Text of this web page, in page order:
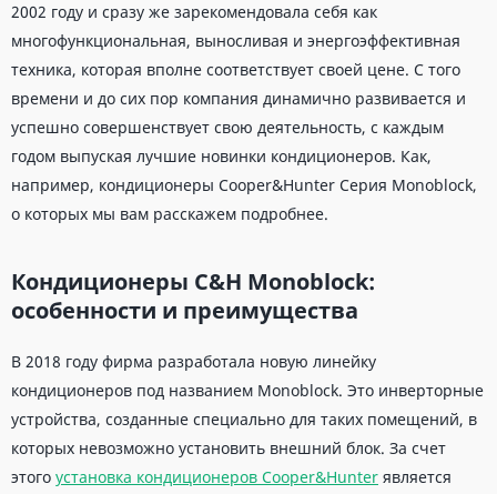
2002 году и сразу же зарекомендовала себя как
многофункциональная, выносливая и энергоэффективная
техника, которая вполне соответствует своей цене. С того
времени и до сих пор компания динамично развивается и
успешно совершенствует свою деятельность, с каждым
годом выпуская лучшие новинки кондиционеров. Как,
например, кондиционеры Cooper&Hunter Серия Monoblock,
о которых мы вам расскажем подробнее.
Кондиционеры C&H Monoblock:
особенности и преимущества
В 2018 году фирма разработала новую линейку
кондиционеров под названием Monoblock. Это инверторные
устройства, созданные специально для таких помещений, в
которых невозможно установить внешний блок. За счет
этого установка кондиционеров Cooper&Hunter является